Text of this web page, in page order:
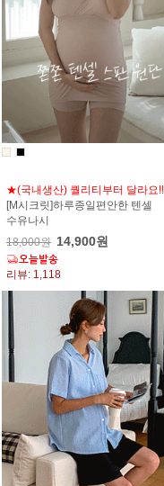
★(국내생산) 퀄리티부터 달라요
[M시크릿]하루종일편안한 텐셀
수유나시
18,000원 14,900원
리뷰: 1,118